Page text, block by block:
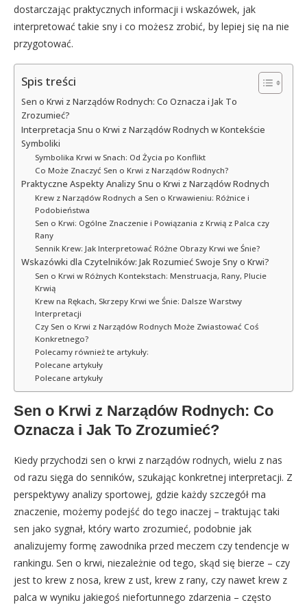
dostarczając praktycznych informacji i wskazówek, jak
interpretować takie sny i co możesz zrobić, by lepiej się na nie
przygotować.
Spis treści
Sen o Krwi z Narządów Rodnych: Co Oznacza i Jak To
Zrozumieć?
Interpretacja Snu o Krwi z Narządów Rodnych w Kontekście
Symboliki
Symbolika Krwi w Snach: Od Życia po Konflikt
Co Może Znaczyć Sen o Krwi z Narządów Rodnych?
Praktyczne Aspekty Analizy Snu o Krwi z Narządów Rodnych
Krew z Narządów Rodnych a Sen o Krwawieniu: Różnice i
Podobieństwa
Sen o Krwi: Ogólne Znaczenie i Powiązania z Krwią z Palca czy
Rany
Sennik Krew: Jak Interpretować Różne Obrazy Krwi we Śnie?
Wskazówki dla Czytelników: Jak Rozumieć Swoje Sny o Krwi?
Sen o Krwi w Różnych Kontekstach: Menstruacja, Rany, Plucie
Krwią
Krew na Rękach, Skrzepy Krwi we Śnie: Dalsze Warstwy
Interpretacji
Czy Sen o Krwi z Narządów Rodnych Może Zwiastować Coś
Konkretnego?
Polecamy również te artykuły:
Polecane artykuły
Polecane artykuły
Sen o Krwi z Narządów Rodnych: Co
Oznacza i Jak To Zrozumieć?
Kiedy przychodzi sen o krwi z narządów rodnych, wielu z nas
od razu sięga do senników, szukając konkretnej interpretacji. Z
perspektywy analizy sportowej, gdzie każdy szczegół ma
znaczenie, możemy podejść do tego inaczej – traktując taki
sen jako sygnał, który warto zrozumieć, podobnie jak
analizujemy formę zawodnika przed meczem czy tendencje w
rankingu. Sen o krwi, niezależnie od tego, skąd się bierze – czy
jest to krew z nosa, krew z ust, krew z rany, czy nawet krew z
palca w wyniku jakiegoś niefortunnego zdarzenia – często